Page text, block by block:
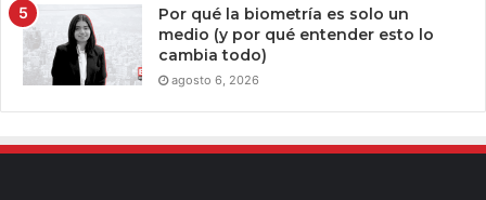
Por qué la biometría es solo un
medio (y por qué entender esto lo
cambia todo)
agosto 6, 2026